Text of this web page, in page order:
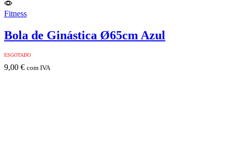
Fitness
Bola de Ginástica Ø65cm Azul
ESGOTADO
9,00 € com IVA